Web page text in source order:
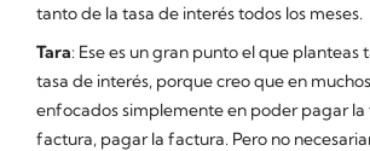
tanto de la tasa de interés todos los meses.
Tara: Ese es un gran punto el que planteas
tasa de interés, porque creo que en
enfocados simplemente en poder pagar
factura, pagar la factura. Pero no